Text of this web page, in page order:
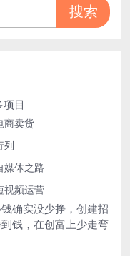
搜索
目
商卖货
列
媒体之路
视频运营
确实没少挣，创建招
钱，在创富上少走弯